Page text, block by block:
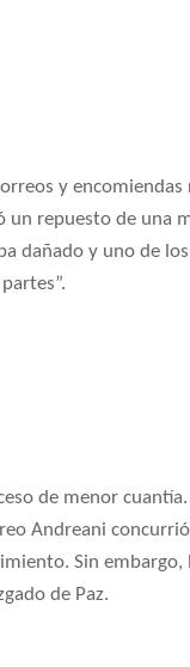
y
un repuesto de una
dañado y uno de
de menor
Andreani
Sin
de Paz.